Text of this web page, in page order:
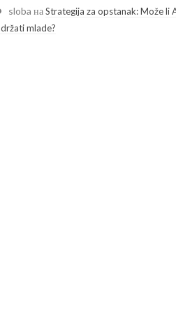
sloba наStrategija za opstanak: Može li
mlade?